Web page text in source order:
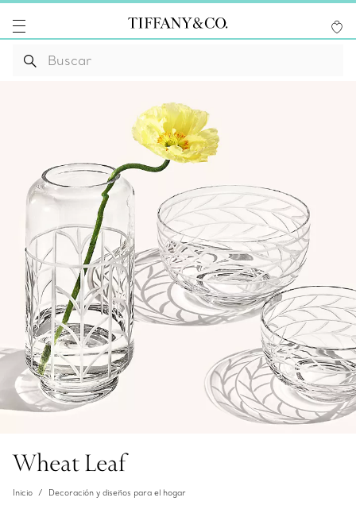
Wheat Leaf
Inicio Decoración y diseños para el hogar